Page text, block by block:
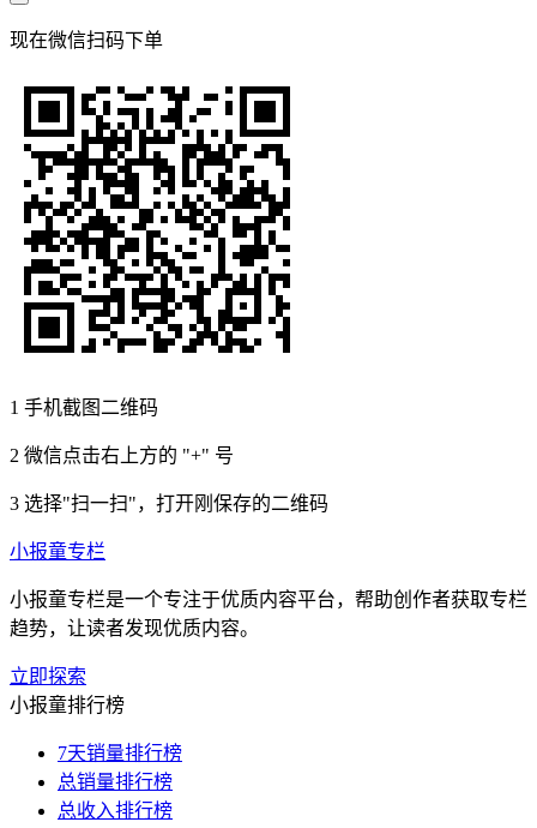
现在微信扫码下单
1 手机截图二维码
2 微信点击右上方的 "+" 号
3 选择"扫一扫"，打开刚保存的二维码
小报童专栏
小报童专栏是一个专注于优质内容平台，帮助创作者获取专栏
趋势，让读者发现优质内容。
立即探索
小报童排行榜
7天销量排行榜
总销量排行榜
总收入排行榜